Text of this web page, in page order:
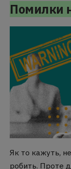
Помилки
Як то кажуть,
робить. Проте